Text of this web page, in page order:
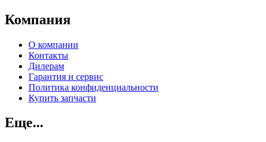
Компания
О компании
Контакты
Дилерам
Гарантия и сервис
Политика конфиденциальности
Купить запчасти
Еще...